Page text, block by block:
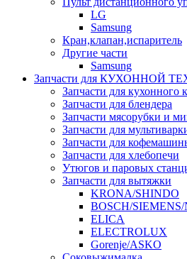
LG
Samsung
Кран,клапан,испаритель
Другие части
Samsung
Запчасти для КУХОННОЙ
Запчасти для кухонного
Запчасти для блендера
Запчасти мясорубки и
Запчасти для
Запчасти для
Запчасти для хлебопечи
Утюгов и паровых
Запчасти для вытяжки
KRONA/SHINDO
BOSCH/SIEMENS/
ELICA
ELECTROLUX
Gorenje/ASKO